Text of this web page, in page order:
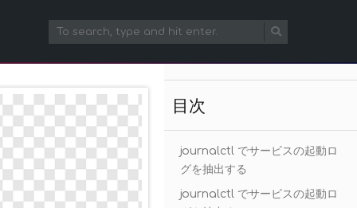
目次
journalctl でサービスの起動ロ
グを抽出する
journalctl でサービスの起動ロ